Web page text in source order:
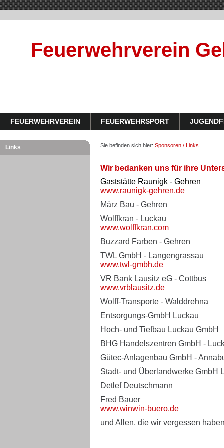
Feuerwehrverein
FEUERWEHRVEREIN FEUERWEHRSPORT
Links Sie befinden sich hier: Sponsoren / Links
Wir bedanken uns für ihre
Gaststätte Raunigk - Gehren
www.raunigk-gehren.de
März Bau - Gehren
Wolffkran - Luckau
www.wolffkran.com
Buzzard Farben - Gehren
TWL GmbH - Langengrassau
www.twl-gmbh.de
VR Bank Lausitz eG - Cottbus
www.vrblausitz.de
Wolff-Transporte - Walddrehna
Entsorgungs-GmbH Luckau
Hoch- und Tiefbau Luckau GmbH
BHG Handelszentren GmbH -
Gütec-Anlagenbau GmbH -
Stadt- und Überlandwerke GmbH
Detlef Deutschmann
Fred Bauer
www.winwin-buero.de
und Allen, die wir vergessen